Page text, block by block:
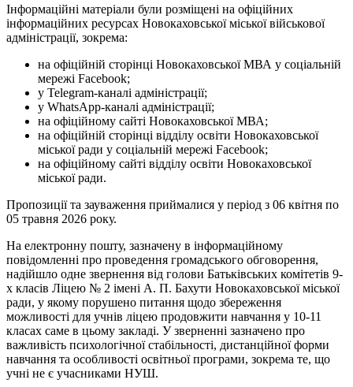
Інформаційні матеріали були розміщені на офіційних
інформаційних ресурсах Новокаховської міської військової
адміністрації, зокрема:
на офіційній сторінці Новокаховської МВА у соціальній
мережі Facebook;
у Telegram-каналі адміністрації;
у WhatsApp-каналі адміністрації;
на офіційному сайті Новокаховської МВА;
на офіційній сторінці відділу освіти Новокаховської
міської ради у соціальній мережі Facebook;
на офіційному сайті відділу освіти Новокаховської
міської ради.
Пропозиції та зауваження приймалися у період з 06 квітня по
05 травня 2026 року.
На електронну пошту, зазначену в інформаційному
повідомленні про проведення громадського обговорення,
надійшло одне звернення від голови Батьківських комітетів 9-
х класів Ліцею № 2 імені А. П. Бахути Новокаховської міської
ради, у якому порушено питання щодо збереження
можливості для учнів ліцею продовжити навчання у 10-11
класах саме в цьому закладі. У зверненні зазначено про
важливість психологічної стабільності, дистанційної форми
навчання та особливості освітньої програми, зокрема те, що
учні не є учасниками НУШ.